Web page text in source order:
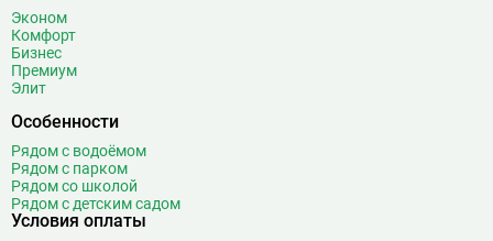
Эконом
Комфорт
Бизнес
Премиум
Элит
Особенности
Рядом с водоёмом
Рядом с парком
Рядом со школой
Рядом с детским садом
Условия оплаты